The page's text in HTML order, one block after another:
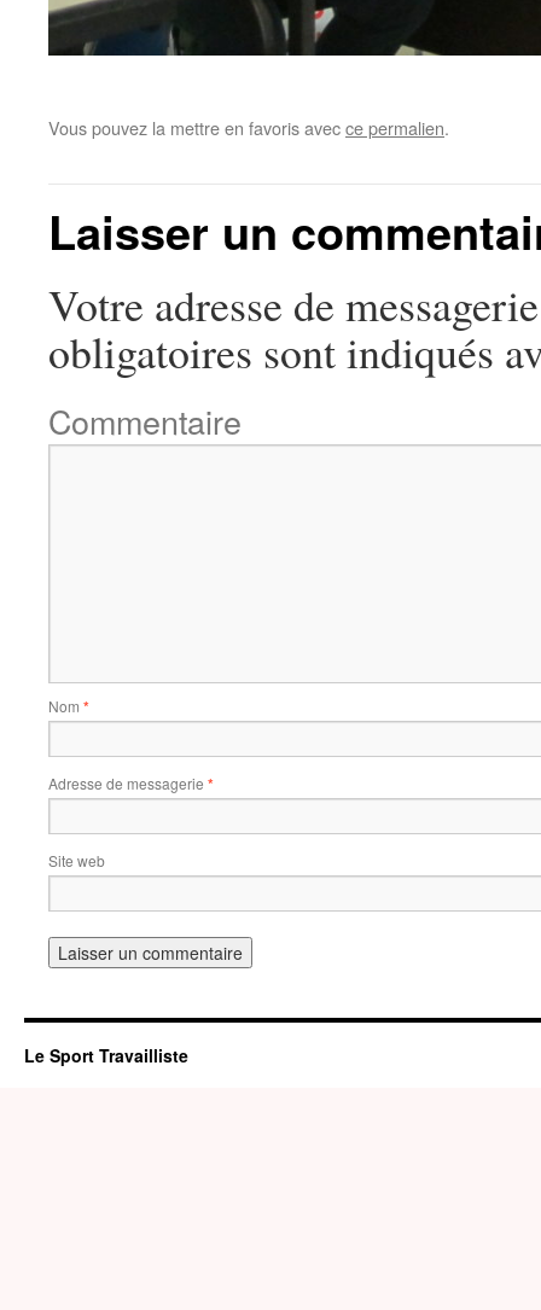
Vous pouvez la mettre en favoris avecce permalien.
Laisser un
Votre adresse de
obligatoires sont indiqués
Commentaire
Nom *
Adresse de messagerie *
Site web
Le Sport Travailliste